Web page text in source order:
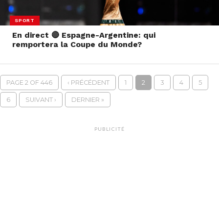
SPORT
En direct 🔴 Espagne-Argentine: qui
remportera la Coupe du Monde?
PAGE 2 OF 446 ‹ PRÉCÉDENT 1 2 3 4 5
6 SUIVANT › DERNIER »
PUBLICITÉ